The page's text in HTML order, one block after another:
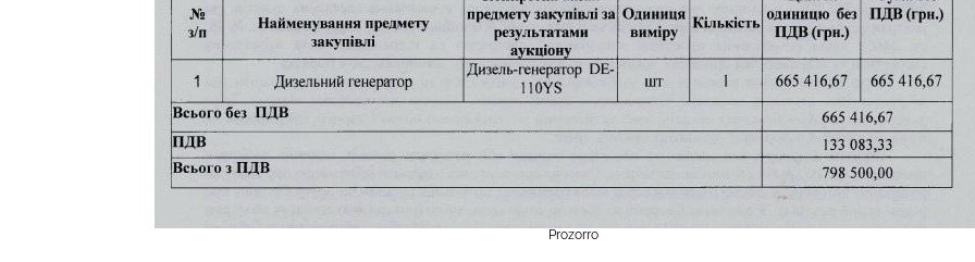
Prozorro